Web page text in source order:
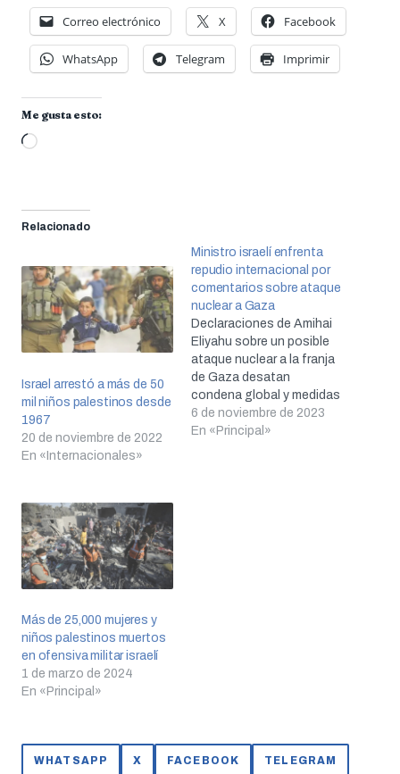
Correo electrónico X Facebook
WhatsApp Telegram Imprimir
Me gusta esto:
Cargando...
Relacionado
Israel arrestó a más de 50
mil niños palestinos desde
1967
20 de noviembre de 2022
En «Internacionales»
Ministro israelí enfrenta
repudio internacional por
comentarios sobre ataque
nuclear a Gaza
Declaraciones de Amihai
Eliyahu sobre un posible
ataque nuclear a la franja
de Gaza desatan
condena global y medidas
disciplinarias internas.
6 de noviembre de 2023
En «Principal»
Más de 25,000 mujeres y
niños palestinos muertos
en ofensiva militar israelí
1 de marzo de 2024
En «Principal»
WHATSAPP X FACEBOOK TELEGRAM